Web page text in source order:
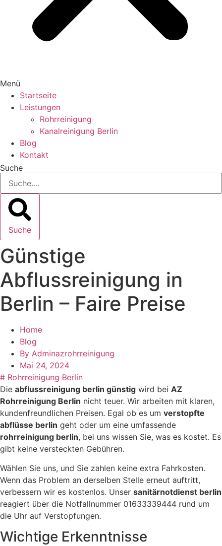
Menü
Startseite
Leistungen
Rohrreinigung
Kanalreinigung Berlin
Blog
Kontakt
Suche
Suche
Günstige
Abflussreinigung in
Berlin – Faire Preise
Home
Blog
By Adminazrohrreinigung
Mai 24, 2024
# Rohrreinigung Berlin
Die abflussreinigung berlin günstig wird bei AZ
Rohrreinigung Berlin nicht teuer. Wir arbeiten mit klaren,
kundenfreundlichen Preisen. Egal ob es um verstopfte
abflüsse berlin geht oder um eine umfassende
rohrreinigung berlin, bei uns wissen Sie, was es kostet. Es
gibt keine versteckten Gebühren.
Wählen Sie uns, und Sie zahlen keine extra Fahrkosten.
Wenn das Problem an derselben Stelle erneut auftritt,
verbessern wir es kostenlos. Unser sanitärnotdienst berlin
reagiert über die Notfallnummer 01633339444 rund um
die Uhr auf Verstopfungen.
Wichtige Erkenntnisse